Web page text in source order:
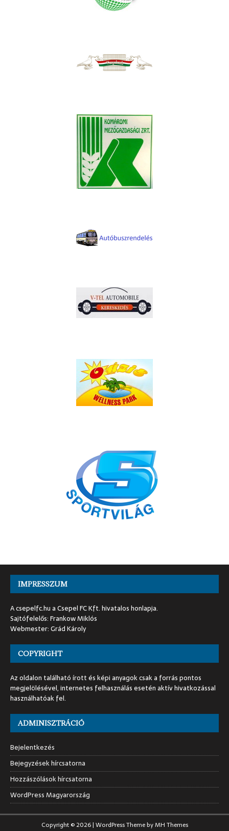
IMPRESSZUM
A csepelfc.hu a Csepel FC Kft. hivatalos honlapja.
Sajtófelelős: Frankow Miklós
Webmester: Grád Károly
COPYRIGHT
Az oldalon található írott és képi anyagok csak a forrás pontos
megjelölésével, internetes felhasználás esetén aktív hivatkozással
használhatóak fel.
ADMINISZTRÁCIÓ
Bejelentkezés
Bejegyzések hírcsatorna
Hozzászólások hírcsatorna
WordPress Magyarország
Copyright © 2026 | WordPress Theme byMH Themes